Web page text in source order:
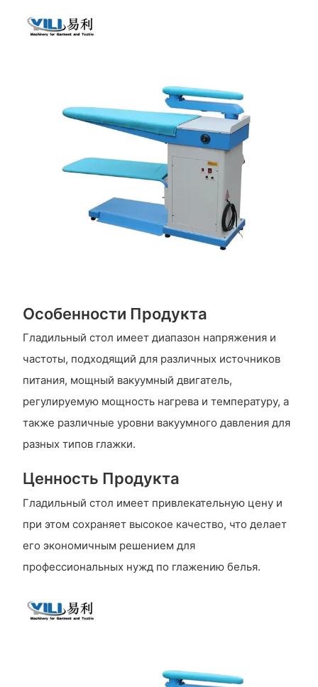
Особенности Продукта
Гладильный стол имеет диапазон напряжения и
частоты, подходящий для различных источников
питания, мощный вакуумный двигатель,
регулируемую мощность нагрева и температуру, а
также различные уровни вакуумного давления для
разных типов глажки.
Ценность Продукта
Гладильный стол имеет привлекательную цену и
при этом сохраняет высокое качество, что делает
его экономичным решением для
профессиональных нужд по глажению белья.